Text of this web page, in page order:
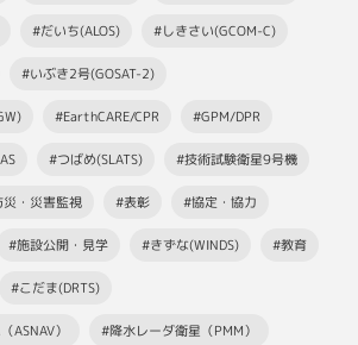
#だいち(ALOS) #しきさい(GCOM-C)
#いぶき2号(GOSAT-2)
#EarthCARE/CPR #GPM/DPR
#つばめ(SLATS) #技術試験衛星9号機
・災害監視 #表彰 #協定・協力
#施設公開・見学 #きずな(WINDS) #教育
#こだま(DRTS)
ASNAV） #降水レーダ衛星（PMM）